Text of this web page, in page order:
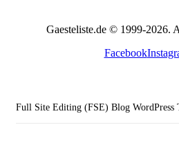
Gaesteliste.de © 1999-2026.
Facebook
Full Site Editing (FSE) Blog WordPress